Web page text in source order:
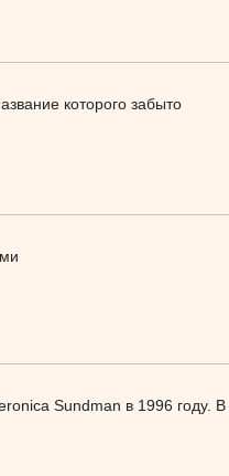
которого забыто
Sundman в 1996 году. В